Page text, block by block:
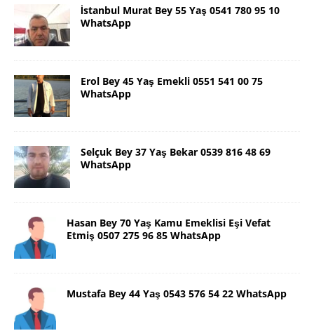
İstanbul Murat Bey 55 Yaş 0541 780 95 10
WhatsApp
Erol Bey 45 Yaş Emekli 0551 541 00 75
WhatsApp
Selçuk Bey 37 Yaş Bekar 0539 816 48 69
WhatsApp
Hasan Bey 70 Yaş Kamu Emeklisi Eşi Vefat
Etmiş 0507 275 96 85 WhatsApp
Mustafa Bey 44 Yaş 0543 576 54 22 WhatsApp